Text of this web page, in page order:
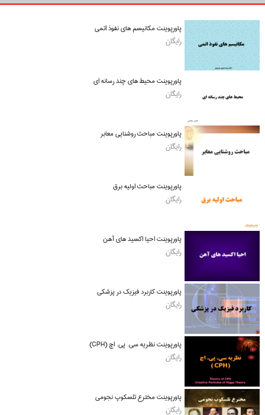
پاورپوینت مکانیسم های نفوذ اتمی
رایگان
پاورپوینت محیط های چند رسانه ای
رایگان
پاورپوینت مباحث روشنایی معابر
رایگان
پاورپوینت مباحث اولیه برق
رایگان
پاورپوینت احیا اکسید های آهن
رایگان
پاورپوینت کاربرد فیزیک در پزشکی
رایگان
پاورپوینت نظریه سی. پی. اچ (CPH)
رایگان
پاورپوینت مخترع تلسکوپ نجومی
رایگان